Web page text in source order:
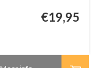
€19,95